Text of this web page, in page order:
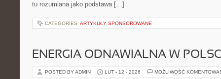
tu rozumiana jako podstawa […]
CATEGORIES: ARTYKUŁY SPONSOROWANE
ENERGIA ODNAWIALNA W
POSTED BY ADMIN LUT - 12 - 2026 MOŻLIWOŚĆ